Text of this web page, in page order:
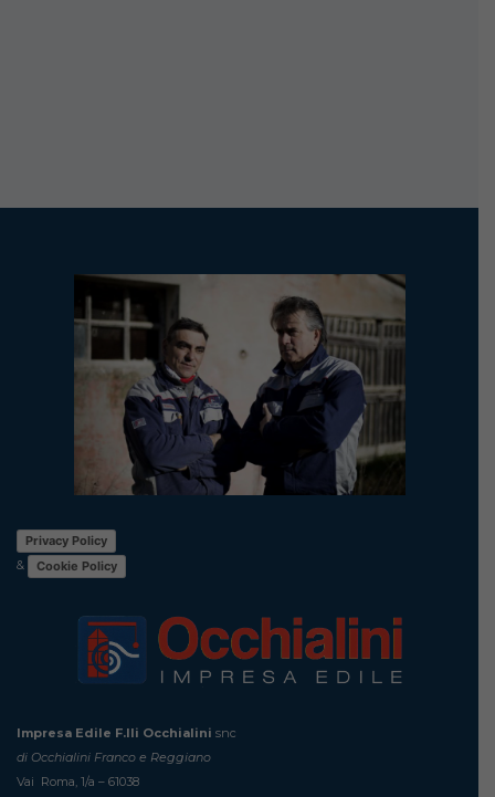
Privacy Policy
&
Cookie Policy
Impresa Edile F.lli Occhialini snc
di Occhialini Franco e Reggiano
Vai Roma, 1/a – 61038